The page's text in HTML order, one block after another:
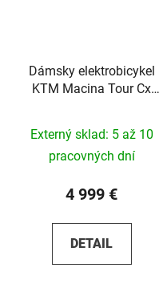
Dámsky elektrobicykel
KTM Macina Tour Cx
Externý sklad: 5 až 10
pracovných dní
4 999 €
DETAIL